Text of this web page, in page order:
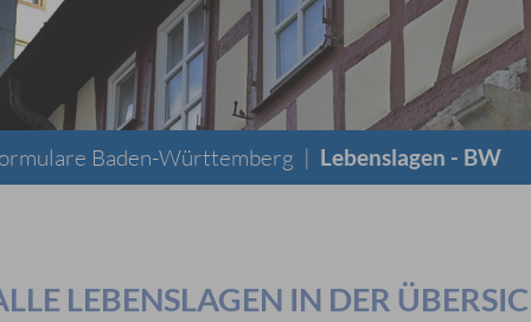
Baden-Württemberg | Lebenslagen - BW
LEBENSLAGEN IN DER